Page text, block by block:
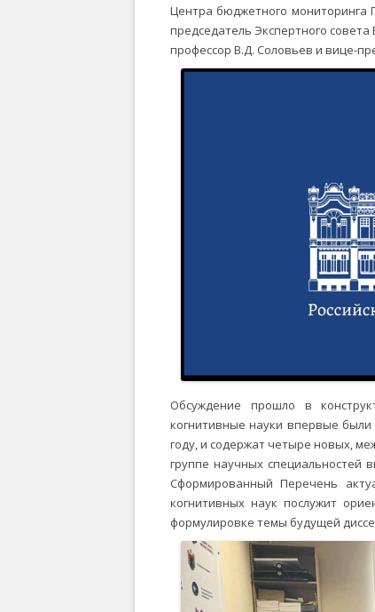
Центра бюджетного мониторинга
председатель Экспертного
профессор В.Д. Соловьев и вице-
Обсуждение прошло в
когнитивные науки впервые
году, и содержат четыре новых,
группе научных специальностей
Сформированный Перечень
когнитивных наук послужит
формулировке темы будущей